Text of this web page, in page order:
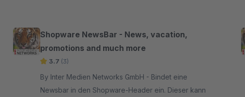
Shopware NewsBar - News, vacation,
promotions and much more
3.7 (3)
By Inter Medien Networks GmbH - Bindet eine
Newsbar in den Shopware-Header ein. Dieser kann